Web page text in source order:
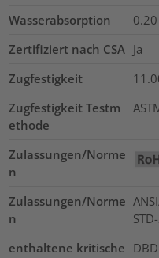
Wasserabsorption
0.20
Zertifiziert nach CSA Ja
Zugfestigkeit
Zugfestigkeit Testm
ethode
Zulassungen/Norme
n
Zulassungen/Norme
n
enthaltene kritische